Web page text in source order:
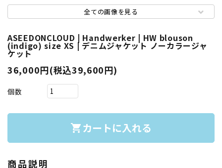
全ての画像を見る
ASEEDONCLOUD | Handwerker | HW blouson
(indigo) size XS | デニムジャケット ノーカラージャ
ケット
36,000円(税込39,600円)
個数
shopping_cart カートに入れる
商品説明